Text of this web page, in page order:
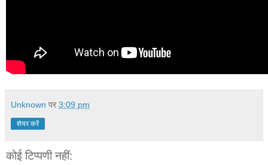
Unknown पर 3:09 pm
शेयर करें
कोई टिप्पणी नहीं: